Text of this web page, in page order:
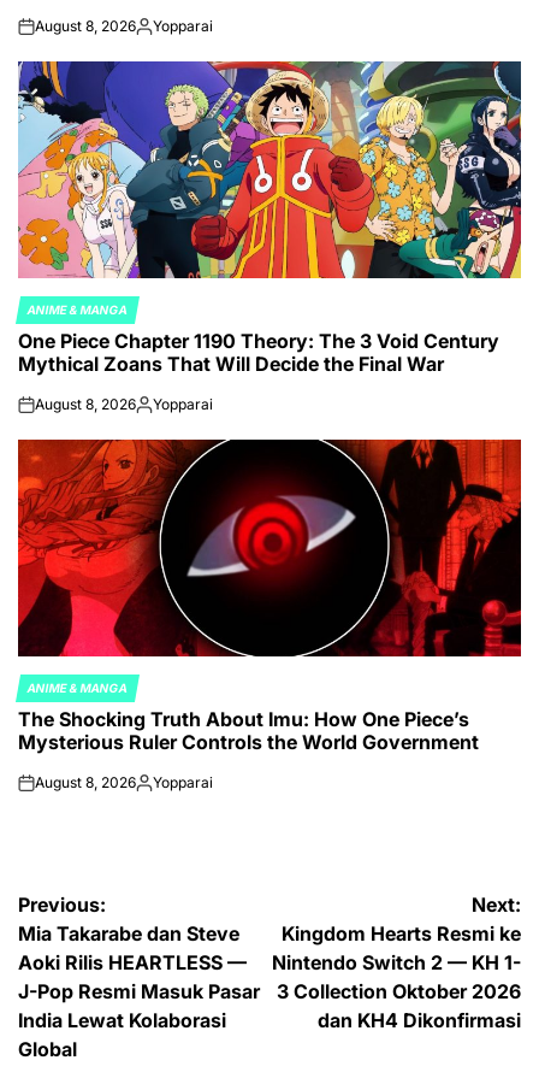
onAugust 8, 2026Posted
Yopparai
POSTED
IN
ANIME & MANGA
One Piece Chapter 1190 Theory: The 3 Void Century
Mythical Zoans That Will Decide the Final War
onAugust 8, 2026Posted
Yopparai
POSTED
IN
ANIME & MANGA
The Shocking Truth About Imu: How One Piece’s
Mysterious Ruler Controls the World Government
onAugust 8, 2026Posted
Yopparai
Post
navigation
Previous:
Mia Takarabe dan Steve
Aoki Rilis HEARTLESS —
J-Pop Resmi Masuk Pasar
India Lewat Kolaborasi
Global
Next:
Kingdom Hearts Resmi ke
Nintendo Switch 2 — KH 1-
3 Collection Oktober 2026
dan KH4 Dikonfirmasi